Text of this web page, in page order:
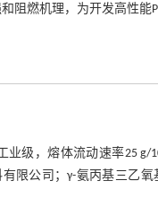
阻燃机理，为开发高性能
业级，熔体流动速率25 g/
限公司；γ-氨丙基三乙